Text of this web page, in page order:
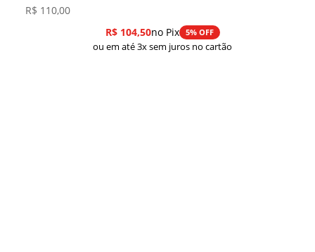
R$ 110,00
R$104,50no Pix 5% OFF
ou em até 3x sem juros no cartão